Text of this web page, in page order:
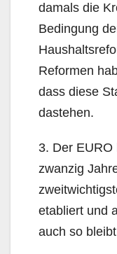
damals die
Bedingung
Reformen
dass diese
dastehen.
3. Der EURO
zwanzig
etabliert und
auch so